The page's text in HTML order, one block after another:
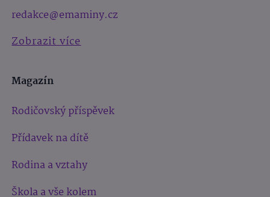
redakce@emaminy.cz
Zobrazit více
Magazín
Rodičovský příspěvek
Přídavek na dítě
Rodina a vztahy
Škola a vše kolem